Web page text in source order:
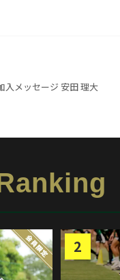
入メッセージ 安田 理大